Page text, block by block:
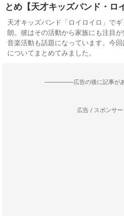
とめ【天才キッズバンド・ロ
天才キッズバンド「ロイロイロ」で
朗。彼はその活動から家族にも注目
音楽活動も話題になっています。今
についてまとめてみました。
--------------------広告の後に記事が
広告 / スポンサー